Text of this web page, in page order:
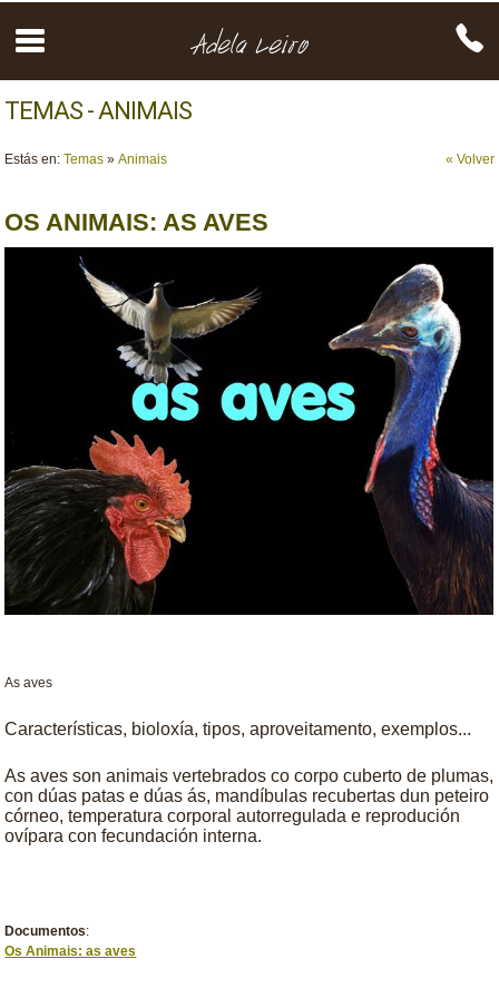
TEMAS - ANIMAIS
« Volver
Estás en:Temas »Animais
OS ANIMAIS: AS AVES
As aves
Características, bioloxía, tipos, aproveitamento, exemplos...
As aves son animais vertebrados co corpo cuberto de plumas,
con dúas patas e dúas ás, mandíbulas recubertas dun peteiro
córneo, temperatura corporal autorregulada e reprodución
ovípara con fecundación interna.
Documentos:
Os Animais: as aves